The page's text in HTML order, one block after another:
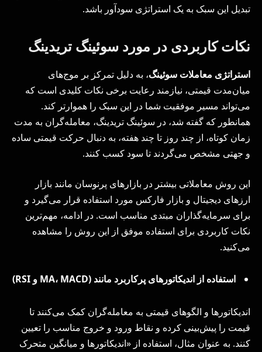
تبدیل این سبک به یک استراتژی سودآور باشد.
نکات کاربردی در مورد سوئینگ تریدینگ
استراتژی معاملات سوئینگ، به دلیل تمرکز بر موج‌های
میان‌مدت قیمتی، نیازمند رعایت برخی نکات کلیدی است که
می‌تواند مسیر موفقیت شما در این سبک را هموارتر کند.
همانطور که گفته شد، در سوئینگ تریدینگ، معامله‌گران به مدت
زمان کوتاه، از چند روز تا چند هفته، به دنبال حرکت قیمتی ساده
و جهتی مشخص می‌گردند تا سود کسب کنند.
این روش معاملاتی بیشتر در بازارهای پرنوسان مانند بازار
ارزهای دیجیتال و بازار فارکس مورد استفاده قرار می‌گیرد و
برای سرمایه‌گذاران مبتدی مناسب است. در ادامه، مهم‌ترین
نکات کاربردی برای استفاده موفق از این روش را مشاهده
می‌کنید.
استفاده از اندیکاتورهای پرکاربرد مانند ( MA، MACD و RSI
)
اندیکاتورها و الگوهای قیمتی به معامله‌گران کمک می‌کنند تا
قیمت را پیش‌بینی کرده و نقاط ورود و خروج مناسب را تعیین
کنند. به عنوان مثال، استفاده از «اندیکاتورها و میانگین متحرک